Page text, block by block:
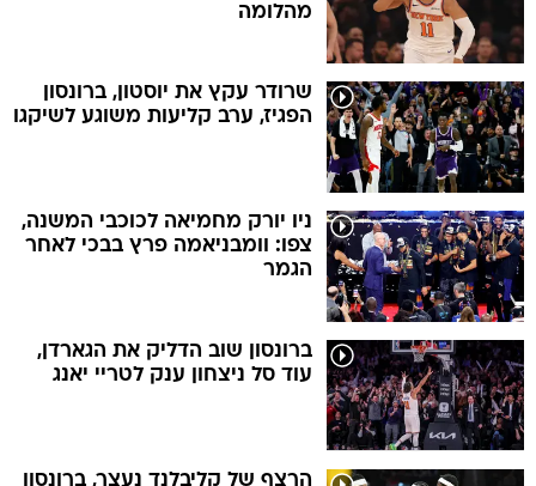
מהלומה
שרודר עקץ את יוסטון, ברונסון
הפגיז, ערב קליעות משוגע לשיקגו
ניו יורק מחמיאה לכוכבי המשנה,
צפו: וומבניאמה פרץ בבכי לאחר
הגמר
ברונסון שוב הדליק את הגארדן,
עוד סל ניצחון ענק לטריי יאנג
הרצף של קליבלנד נעצר, ברונסון